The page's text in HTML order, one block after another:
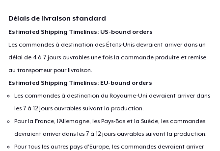
Délais de livraison standard
Estimated Shipping Timelines: US-bound orders
Les commandes à destination des États-Unis devraient arriver dans un
délai de 4 à 7 jours ouvrables une fois la commande produite et remise
au transporteur pour livraison.
Estimated Shipping Timelines: EU-bound orders
Les commandes à destination du Royaume-Uni devraient arriver dans
les 7 à 12 jours ouvrables suivant la production.
Pour la France, l'Allemagne, les Pays-Bas et la Suède, les commandes
devraient arriver dans les 7 à 12 jours ouvrables suivant la production.
Pour tous les autres pays d'Europe, les commandes devraient arriver